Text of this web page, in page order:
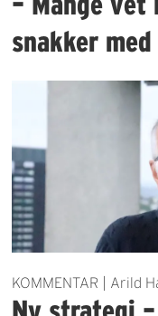
snakker med
KOMMENTAR | Arild